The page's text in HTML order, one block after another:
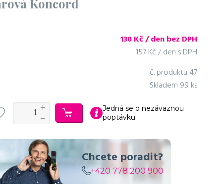
Koncord
130Kč / den bez DPH
157 Kč / den s DPH
č. produktu 47
Skladem 99 ks
Jedná se o nezávaznou
poptávku
Chcete poradit?
+420 778 200 900